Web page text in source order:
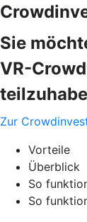
Sie
VR-
Zur
Vorteile
Überblick
So
So